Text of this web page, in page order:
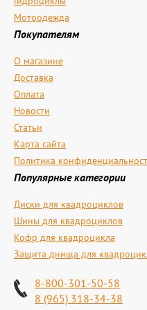
Мотоодежда
Покупателям
О магазине
Доставка
Оплата
Новости
Статьи
Карта сайта
Политика
Популярные категории
Диски для квадроциклов
Шины для квадроциклов
Кофр для квадроцикла
Защита днища для
8-800-301-50-58
8 (965) 318-34-38